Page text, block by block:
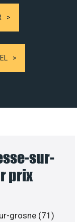
sur-
prix
grosne (71)